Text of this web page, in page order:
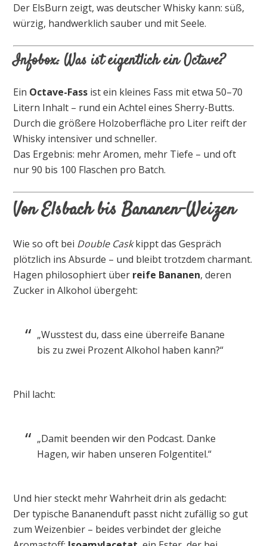
Der ElsBurn zeigt, was deutscher Whisky kann: süß,
würzig, handwerklich sauber und mit Seele.
Infobox: Was ist eigentlich ein Octave?
Ein Octave-Fass ist ein kleines Fass mit etwa 50–70
Litern Inhalt – rund ein Achtel eines Sherry-Butts.
Durch die größere Holzoberfläche pro Liter reift der
Whisky intensiver und schneller.
Das Ergebnis: mehr Aromen, mehr Tiefe – und oft
nur 90 bis 100 Flaschen pro Batch.
Von Elsbach bis Bananen-Weizen
Wie so oft bei Double Caskkippt das Gespräch
plötzlich ins Absurde – und bleibt trotzdem charmant.
Hagen philosophiert über reife Bananen, deren
Zucker in Alkohol übergeht:
„Wusstest du, dass eine überreife Banane
bis zu zwei Prozent Alkohol haben kann?“
Phil lacht:
„Damit beenden wir den Podcast. Danke
Hagen, wir haben unseren Folgentitel.“
Und hier steckt mehr Wahrheit drin als gedacht:
Der typische Bananenduft passt nicht zufällig so gut
zum Weizenbier – beides verbindet der gleiche